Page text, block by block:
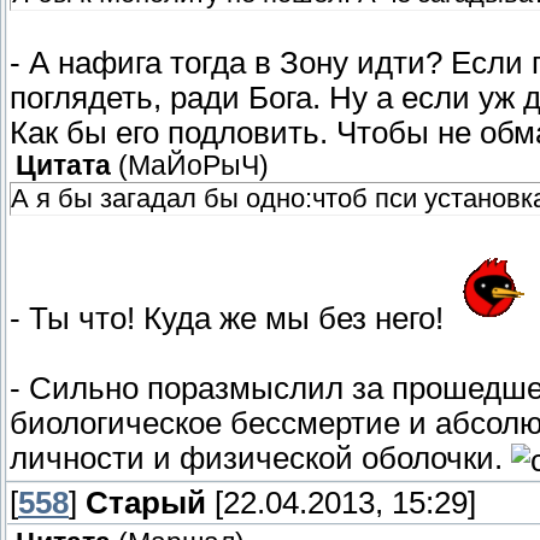
- А нафига тогда в Зону идти? Если
поглядеть, ради Бога. Ну а если
Как бы его подловить. Чтобы не
Цитата (МаЙоРыЧ)
А я бы загадал бы одно:чтоб пси
- Ты что! Куда же мы без него!
- Сильно поразмыслил за
биологическое бессмертие и
личности и физической оболочки.
[558] Старый [22.04.2013, 15:29]